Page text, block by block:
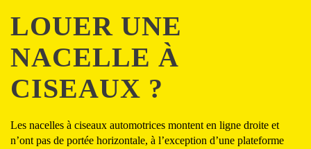
LOUER UNE
NACELLE À
CISEAUX ?
Les nacelles à ciseaux automotrices montent en ligne droite et
n’ont pas de portée horizontale, à l’exception d’une plateforme